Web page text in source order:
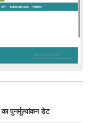
पुनर्मूल्यांकन डेट